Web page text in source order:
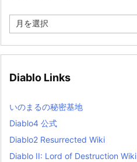
e
i
s
t
Diablo Links
いのまるの秘密基地
Diablo4 公式
Diablo2 Resurrected Wiki
Diablo II: Lord of Destruction Wiki